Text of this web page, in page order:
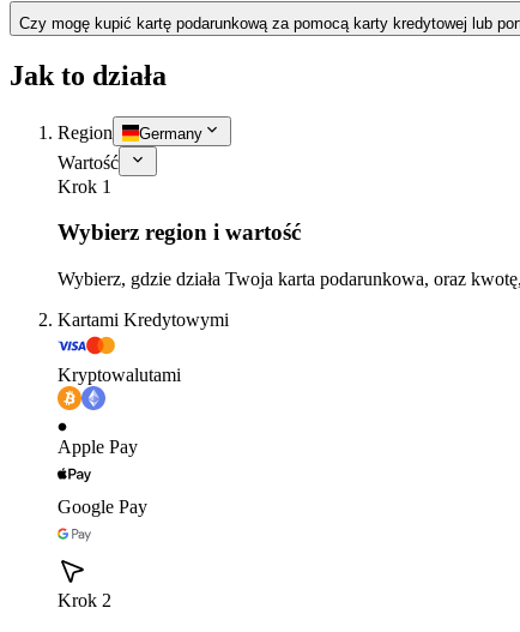
Czy mogę kupić kartę podarunkową za pomocą karty kredytowej lub
Jak to działa
Region Germany
Wartość
Krok 1
Wybierz region i wartość
Wybierz, gdzie działa Twoja karta podarunkowa, oraz
Kartami Kredytowymi
Kryptowalutami
Apple Pay
Google Pay
Krok 2